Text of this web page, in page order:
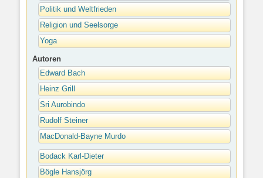
Politik und Weltfrieden
Religion und Seelsorge
Yoga
Autoren
Edward Bach
Heinz Grill
Sri Aurobindo
Rudolf Steiner
MacDonald-Bayne Murdo
Bodack Karl-Dieter
Bögle Hansjörg